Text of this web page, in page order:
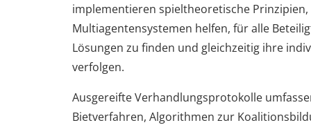
implementieren spieltheoretische Prinzipien,
Multiagentensystemen helfen, für alle
Lösungen zu finden und gleichzeitig ihre
verfolgen.
Ausgereifte Verhandlungsprotokolle
Bietverfahren, Algorithmen zur